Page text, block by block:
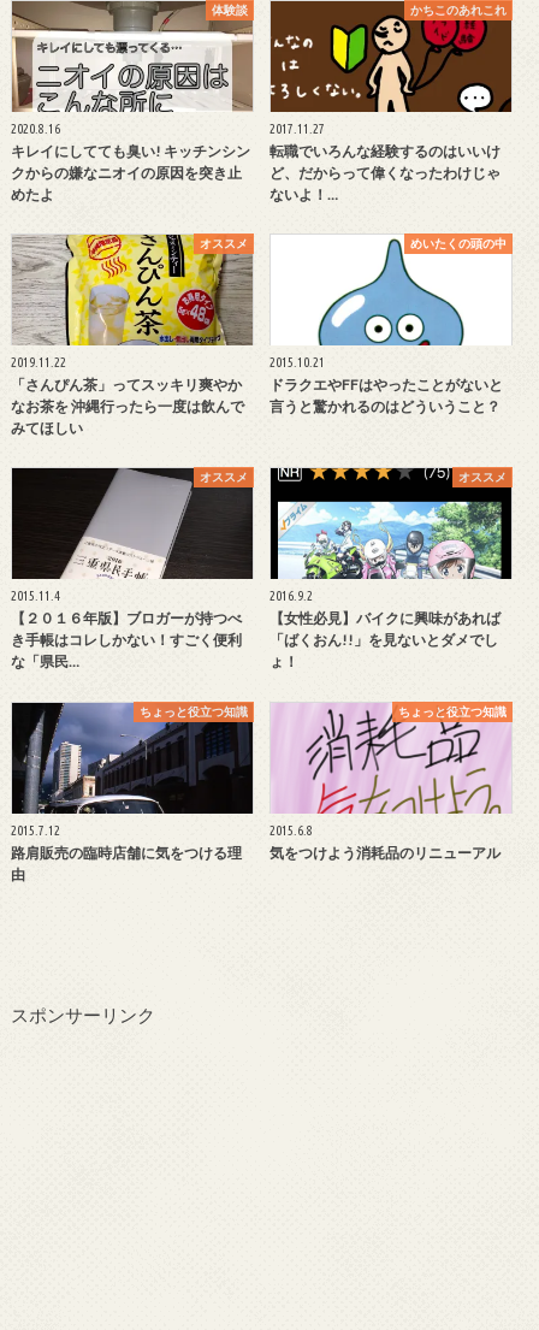
体験談
2020.8.16
キレイにしてても臭い! キッチンシン
クからの嫌なニオイの原因を突き止
めたよ
かちこのあれこれ
2017.11.27
転職でいろんな経験するのはいいけ
ど、だからって偉くなったわけじゃ
ないよ！…
オススメ
2019.11.22
「さんぴん茶」ってスッキリ爽やか
なお茶を 沖縄行ったら一度は飲んで
みてほしい
めいたくの頭の中
2015.10.21
ドラクエやFFはやったことがないと
言うと驚かれるのはどういうこと？
オススメ
2015.11.4
【２０１６年版】ブロガーが持つべ
き手帳はコレしかない！すごく便利
な「県民…
オススメ
2016.9.2
【女性必見】バイクに興味があれば
「ばくおん!!」を見ないとダメでし
ょ！
ちょっと役立つ知識
2015.7.12
路肩販売の臨時店舗に気をつける理
由
ちょっと役立つ知識
2015.6.8
気をつけよう消耗品のリニューアル
スポンサーリンク